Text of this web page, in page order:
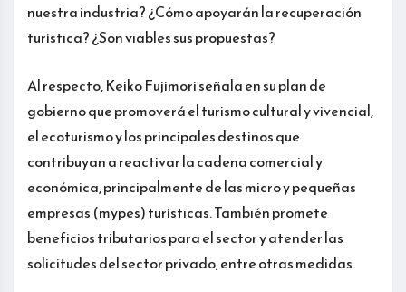
nuestra industria? ¿Cómo apoyarán la recuperación
turística? ¿Son viables sus propuestas?
Al respecto, Keiko Fujimori señala en su plan de
gobierno que promoverá el turismo cultural y vivencial,
el ecoturismo y los principales destinos que
contribuyan a reactivar la cadena comercial y
económica, principalmente de las micro y pequeñas
empresas (mypes) turísticas. También promete
beneficios tributarios para el sector y atender las
solicitudes del sector privado, entre otras medidas.